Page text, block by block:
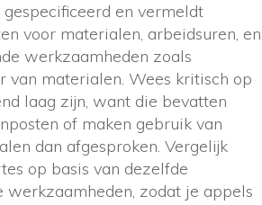
en vermeldt
voor materialen, arbeidsuren, en
werkzaamheden zoals
van materialen. Wees kritisch op
laag zijn, want die bevatten
of maken gebruik van
dan afgesproken. Vergelijk
op basis van dezelfde
werkzaamheden, zodat je appels